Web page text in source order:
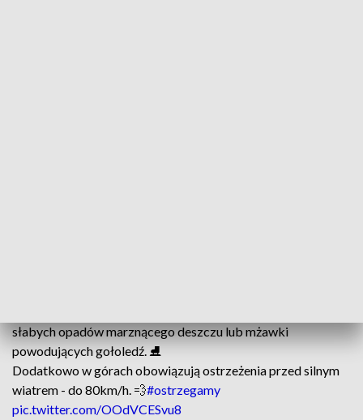
słabych opadów marznącego deszczu lub mżawki
powodujących gołoledź. ⛸️
Dodatkowo w górach obowiązują ostrzeżenia przed silnym
wiatrem - do 80km/h. 💨#ostrzegamy
pic.twitter.com/OOdVCESvu8